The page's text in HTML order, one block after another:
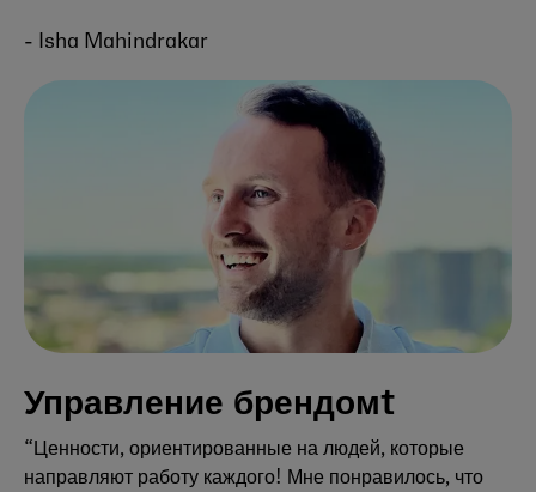
- Isha Mahindrakar
Управление брендомt
“Ценности, ориентированные на людей, которые
направляют работу каждого! Мне понравилось, что